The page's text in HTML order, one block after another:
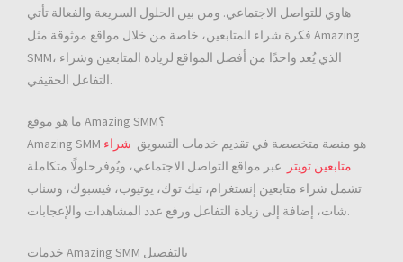
هاوي للتواصل الاجتماعي. ومن بين الحلول السريعة والفعالة تأتي
فكرة شراء المتابعين، خاصة من خلال مواقع موثوقة مثل Amazing
SMM، الذي يُعد واحدًا من أفضل المواقع لزيادة المتابعين وشراء
التفاعل الحقيقي.
ما هو موقع Amazing SMM؟
Amazing SMM هو منصة متخصصة في تقديم خدمات التسويق شراء
متابعين تويتر
عبر مواقع التواصل الاجتماعي، ويُوفرحلولًا متكاملة
تشمل شراء متابعين إنستغرام، تيك توك، يوتيوب، فيسبوك، وسناب
شات، إضافة إلى زيادة التفاعل ورفع عدد المشاهدات والإعجابات.
خدمات Amazing SMM بالتفصيل